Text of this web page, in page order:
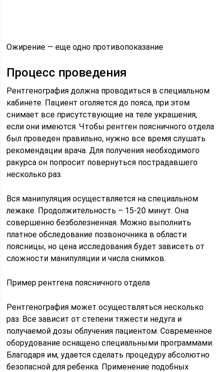
Ожирение — еще одно противопоказание
Процесс проведения
Рентгенография должна проводиться в специальном
кабинете. Пациент оголяется до пояса, при этом
снимает все присутствующие на теле украшения,
если они имеются. Чтобы рентген поясничного отдела
был проведен правильно, нужно все время слушать
рекомендации врача. Для получения необходимого
ракурса он попросит повернуться пострадавшего
несколько раз.
Вся манипуляция осуществляется на специальном
лежаке. Продолжительность – 15-20 минут. Она
совершенно безболезненная. Можно выполнить
платное обследование позвоночника в области
поясницы, но цена исследования будет зависеть от
сложности манипуляции и числа снимков.
Пример рентгена поясничного отдела
Рентгенография может осуществляться несколько
раз. Все зависит от степени тяжести недуга и
получаемой дозы облучения пациентом. Современное
оборудование оснащено специальными программами.
Благодаря им, удается сделать процедуру абсолютно
безопасной для ребенка. Применение подобных